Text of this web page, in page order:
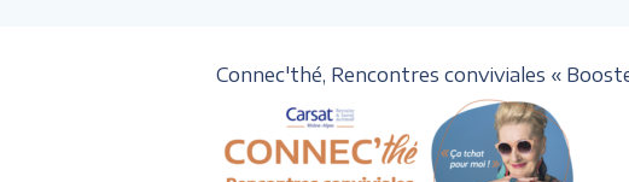
Connec'thé, Rencontres conviviales «